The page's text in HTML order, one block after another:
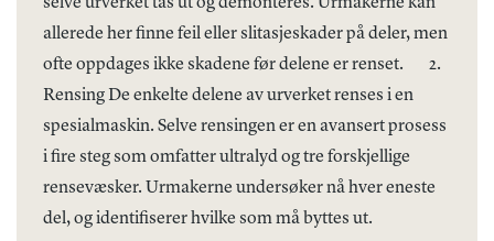
selve urverket tas ut og demonteres. Urmakerne kan
allerede her finne feil eller slitasjeskader på deler, men
ofte oppdages ikke skadene før delene er renset.
2.
Rensing De enkelte delene av urverket renses i en
spesialmaskin. Selve rensingen er en avansert prosess
i fire steg som omfatter ultralyd og tre forskjellige
rensevæsker. Urmakerne undersøker nå hver eneste
del, og identifiserer hvilke som må byttes ut.